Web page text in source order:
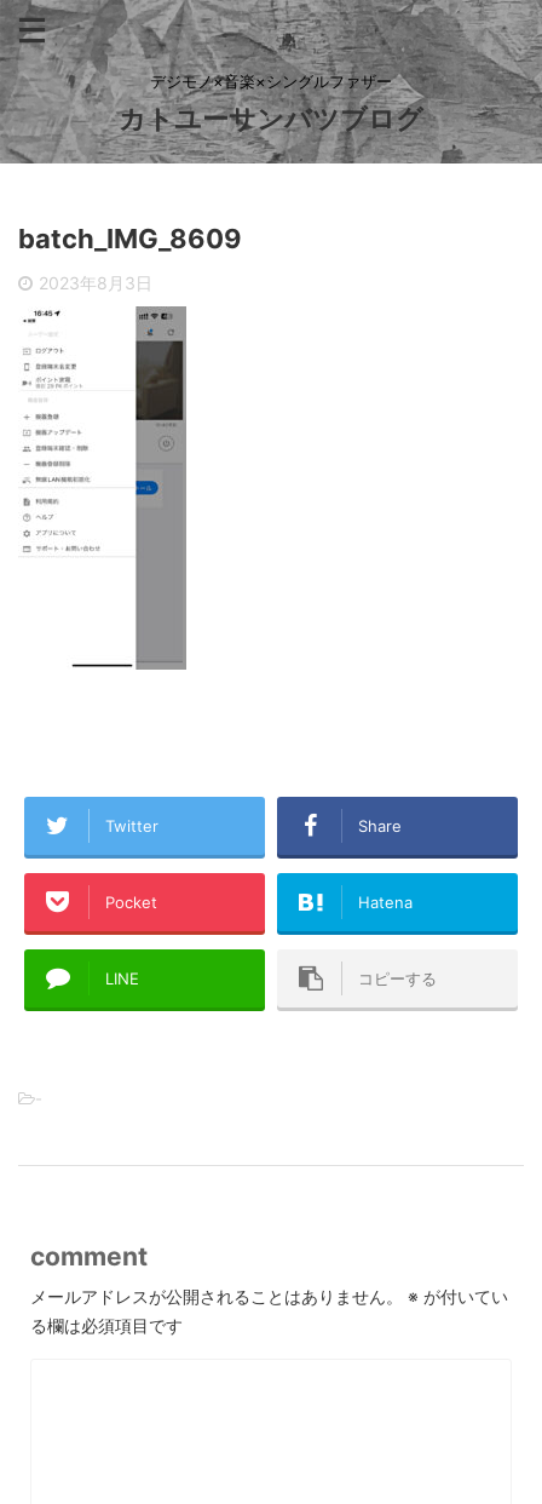
デジモノ×音楽×シングルファザー
カトユーサンバツブログ
batch_IMG_8609
2023年8月3日
Twitter Share
Pocket Hatena
LINE コピーする
-
comment
メールアドレスが公開されることはありません。 ※ が付いてい
る欄は必須項目です